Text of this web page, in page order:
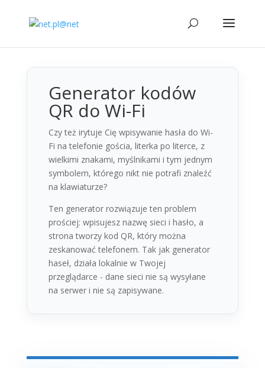
Generator kodów
QR do Wi-Fi
Czy też irytuje Cię wpisywanie hasła do Wi-
Fi na telefonie gościa, literka po literce, z
wielkimi znakami, myślnikami i tym jednym
symbolem, którego nikt nie potrafi znaleźć
na klawiaturze?
Ten generator rozwiązuje ten problem
prościej: wpisujesz nazwę sieci i hasło, a
strona tworzy kod QR, który można
zeskanować telefonem. Tak jak generator
haseł, działa lokalnie w Twojej
przeglądarce - dane sieci nie są wysyłane
na serwer i nie są zapisywane.